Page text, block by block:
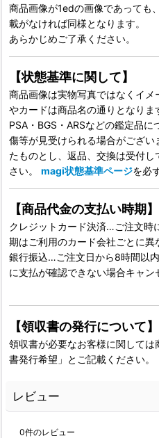
商品画像が1edの画像であっても
載がなければ同様となります。
あらかじめご了承ください。
【状態基準に関して】
商品画像は実物写真ではなくイ
やカードは商品名の通りとなり
PSA・BGS・ARSなどの鑑定品
傷等が見受けられる場合がござ
たものとし、返品、交換は受付
さい。 magi状態基準ページを必
【商品代金の支払い時期】
クレジットカード決済…ご注文時
期はご利用のカード会社ごとに異
銀行振込…ご注文日から8時間以
に支払が確認できない場合キャ
【領収書の発行について】
領収書が必要なお客様に関して
書発行希望」とご記載ください。
レビュー
0件のレビュー